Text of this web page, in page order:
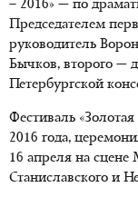
– 2016» — по
Председателем
руководитель
Бычков, второго —
Петербургской
Фестиваль
2016 года,
16 апреля на сцене
Станиславского и